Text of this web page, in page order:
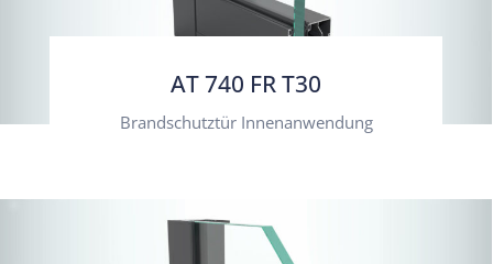
AT 740 FR T30
Brandschutztür Innenanwendung